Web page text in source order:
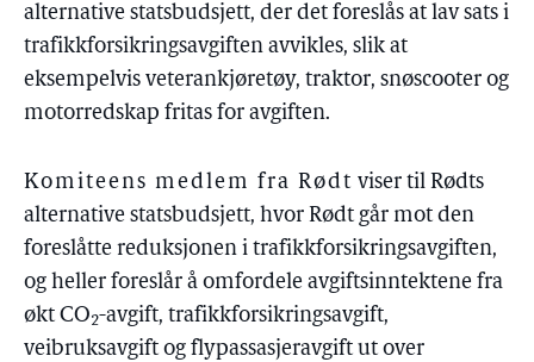
alternative statsbudsjett, der det foreslås at lav sats i
trafikkforsikringsavgiften avvikles, slik at
eksempelvis veterankjøretøy, traktor, snøscooter og
motorredskap fritas for avgiften.
Komiteens medlem fra Rødt viser til Rødts
alternative statsbudsjett, hvor Rødt går mot den
foreslåtte reduksjonen i trafikkforsikringsavgiften,
og heller foreslår å omfordele avgiftsinntektene fra
økt CO2-avgift, trafikkforsikringsavgift,
veibruksavgift og flypassasjeravgift ut over